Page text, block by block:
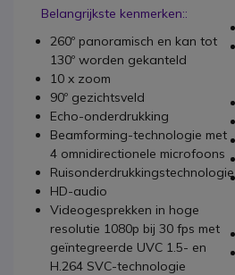
Belangrijkste kenmerken::
260º panoramisch en kan tot
130º worden gekanteld
10 x zoom
90º gezichtsveld
Echo-onderdrukking
Beamforming-technologie met
4 omnidirectionele microfoons
Ruisonderdrukkingstechnologie
HD-audio
Videogesprekken in hoge
resolutie 1080p bij 30 fps met
geïntegreerde UVC 1.5- en
H.264 SVC-technologie